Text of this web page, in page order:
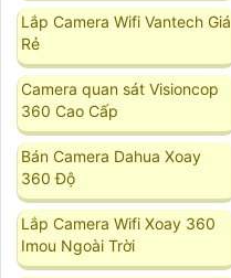
Lắp Camera Wifi Vantech Giá
Rẻ
Camera quan sát Visioncop
360 Cao Cấp
Bán Camera Dahua Xoay
360 Độ
Lắp Camera Wifi Xoay 360
Imou Ngoài Trời